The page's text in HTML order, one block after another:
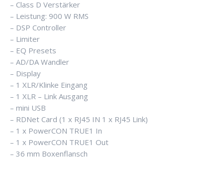
– Class D Verstärker
– Leistung: 900 W RMS
– DSP Controller
– Limiter
– EQ Presets
– AD/DA Wandler
– Display
– 1 XLR/Klinke Eingang
– 1 XLR – Link Ausgang
– mini USB
– RDNet Card (1 x RJ45 IN 1 x RJ45 Link)
– 1 x PowerCON TRUE1 In
– 1 x PowerCON TRUE1 Out
– 36 mm Boxenflansch